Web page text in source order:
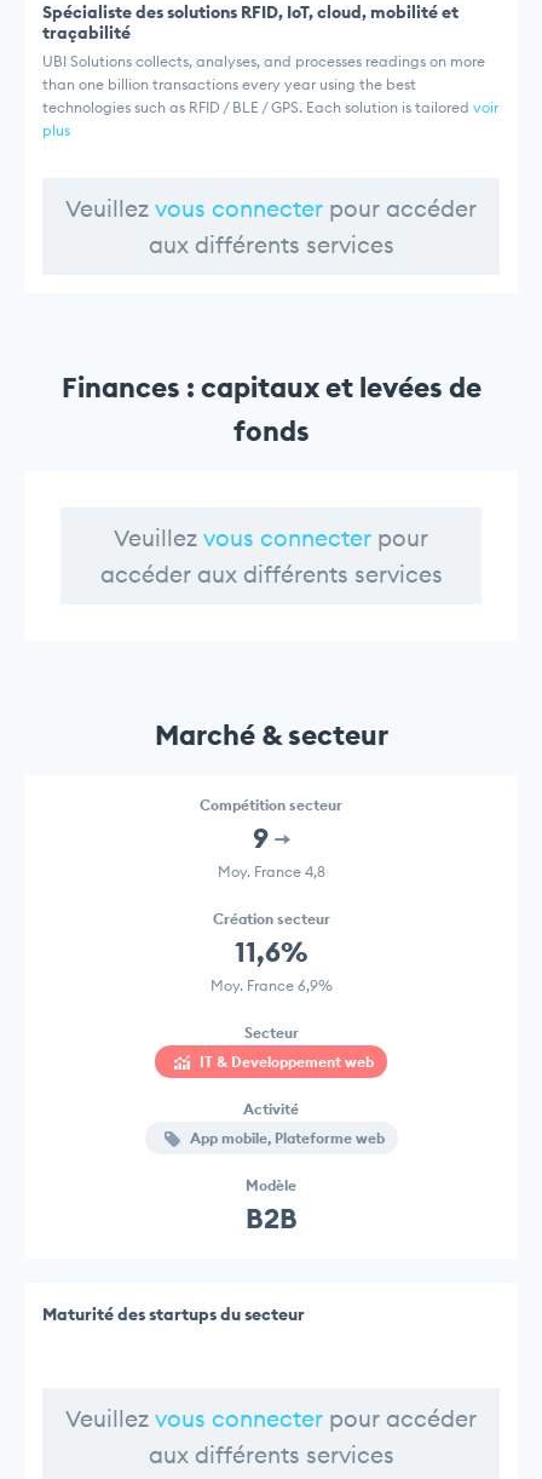
Spécialiste des solutions RFID, IoT, cloud, mobilité et
traçabilité
UBI Solutions collects, analyses, and processes readings on more
than one billion transactions every year using the best
technologies such as RFID / BLE / GPS. Each solution is tailored voir
plus
Veuillez vous connecter pour accéder
aux différents services
Finances : capitaux et levées de
fonds
Veuillez vous connecter pour
accéder aux différents services
Marché & secteur
Compétition secteur
9
Moy. France 4,8
Création secteur
11,6%
Moy. France 6,9%
Secteur
IT & Developpement web
Activité
App mobile, Plateforme web
Modèle
B2B
Maturité des startups du secteur
Veuillez vous connecter pour accéder
aux différents services